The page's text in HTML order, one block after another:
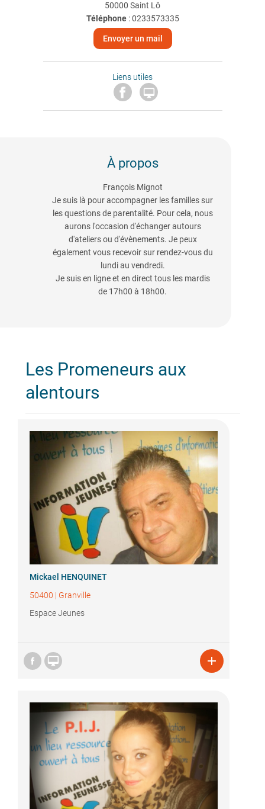
50000 Saint Lô
Téléphone:0233573335
Envoyer un mail
Liens utiles

À propos
François Mignot
Je suis là pour accompagner les familles sur
les questions de parentalité. Pour cela, nous
aurons l'occasion d'échanger autours
d'ateliers ou d'évènements. Je peux
également vous recevoir sur rendez-vous du
lundi au vendredi.
Je suis en ligne et en direct tous les mardis
de 17h00 à 18h00.
Les Promeneurs aux
alentours
Mickael HENQUINET
50400 | Granville
Espace Jeunes
 